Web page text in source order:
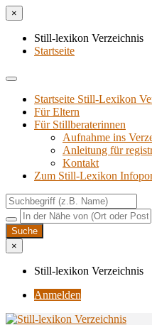
×
Still-lexikon Verzeichnis
Startseite
Startseite Still-Lexikon
Für Eltern
Für Stillberaterinnen
Aufnahme ins
Anlei­tung für
Kon­takt
Zum Still-Lexikon
×
Still-lexikon Verzeichnis
Anmelden